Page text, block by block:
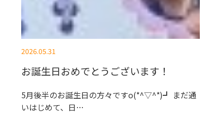
2026.05.31
お誕生日おめでとうございます！
5月後半のお誕生日の方々ですo(*^▽^*)┛ まだ通
いはじめて、日…